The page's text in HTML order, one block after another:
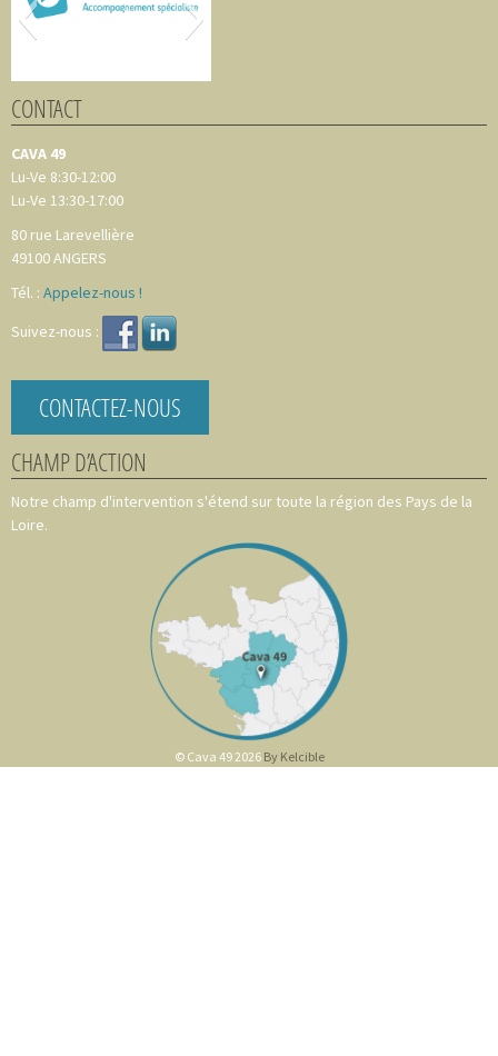
CONTACT
CAVA 49
Lu-Ve 8:30-12:00
Lu-Ve 13:30-17:00
80 rue Larevellière
49100ANGERS
Tél. : Appelez-nous !
Suivez-nous :
CONTACTEZ-NOUS
CHAMP D’ACTION
Notre champ d'intervention s'étend sur toute la région des Pays de la
Loire.
© Cava 49 2026 By Kelcible